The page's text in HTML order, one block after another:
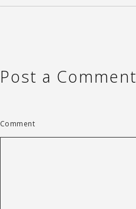
Post a Comment
Comment